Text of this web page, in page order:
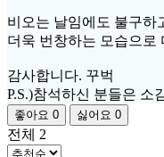
비오는 날임에도 불구하
더욱 번창하는 모습으로
감사합니다. 꾸벅
P.S.)참석하신 분들은 소
좋아요 0 싫어요 0
전체 2